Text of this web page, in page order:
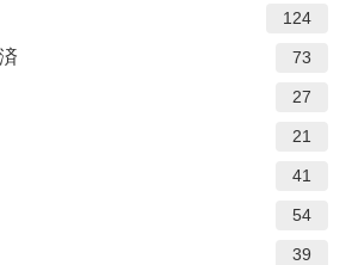
124
73
27
21
41
54
39